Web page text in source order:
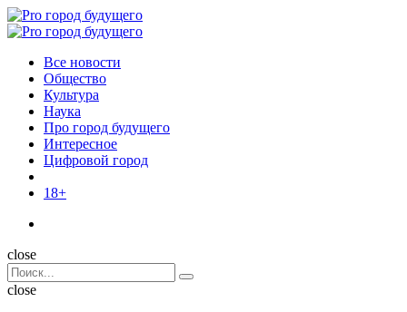
Menu
Поиск
Menu
Pro
Все новости
Общество
Культура
Наука
Про город будущего
Интересное
Цифровой город
18+
Поиск
close
Search
for:
Поиск
close